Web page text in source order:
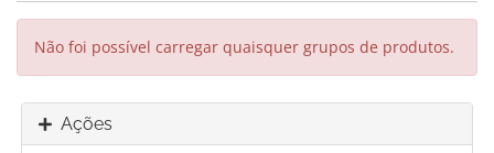
Não foi possível carregar quaisquer grupos de produtos.
Ações